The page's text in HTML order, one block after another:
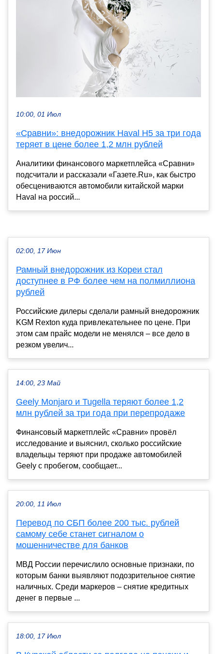
10:00, 01 Июл
«Сравни»: внедорожник Haval H5 за три года
теряет в цене более 1,2 млн рублей
Аналитики финансового маркетплейса «Сравни»
подсчитали и рассказали «Газете.Ru», как быстро
обесцениваются автомобили китайской марки
Haval на россий...
02:00, 17 Июн
Рамный внедорожник из Кореи стал
доступнее в РФ более чем на полмиллиона
рублей
Российские дилеры сделали рамный внедорожник
KGM Rexton куда привлекательнее по цене. При
этом сам прайс модели не менялся – все дело в
резком увелич...
14:00, 23 Май
Geely Monjaro и Tugella теряют более 1,2
млн рублей за три года при перепродаже
Финансовый маркетплейс «Сравни» провёл
исследование и выяснил, сколько российские
владельцы теряют при продаже автомобилей
Geely с пробегом, сообщает...
20:00, 11 Июл
Перевод по СБП более 200 тыс. рублей
самому себе станет сигналом о
мошенничестве для банков
МВД России перечислило основные признаки, по
которым банки выявляют подозрительное снятие
наличных. Среди маркеров – снятие кредитных
денег в первые ...
18:00, 17 Июл